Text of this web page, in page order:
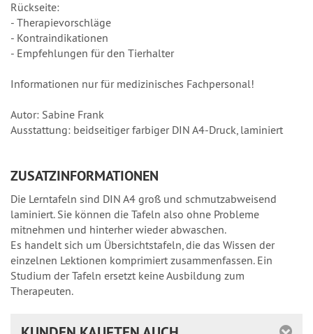
Rückseite:
- Therapievorschläge
- Kontraindikationen
- Empfehlungen für den Tierhalter
Informationen nur für medizinisches Fachpersonal!
Autor: Sabine Frank
Ausstattung: beidseitiger farbiger DIN A4-Druck, laminiert
ZUSATZINFORMATIONEN
Die Lerntafeln sind DIN A4 groß und schmutzabweisend
laminiert. Sie können die Tafeln also ohne Probleme
mitnehmen und hinterher wieder abwaschen.
Es handelt sich um Übersichtstafeln, die das Wissen der
einzelnen Lektionen komprimiert zusammenfassen. Ein
Studium der Tafeln ersetzt keine Ausbildung zum
Therapeuten.